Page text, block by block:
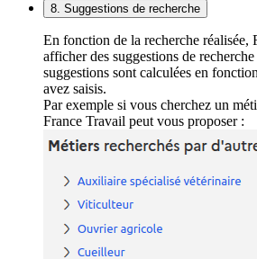
8. Suggestions de recherche
En fonction de la recherche réalisée,
afficher des suggestions de
suggestions sont calculées en
avez saisis.
Par exemple si vous cherchez un
France Travail peut vous proposer :